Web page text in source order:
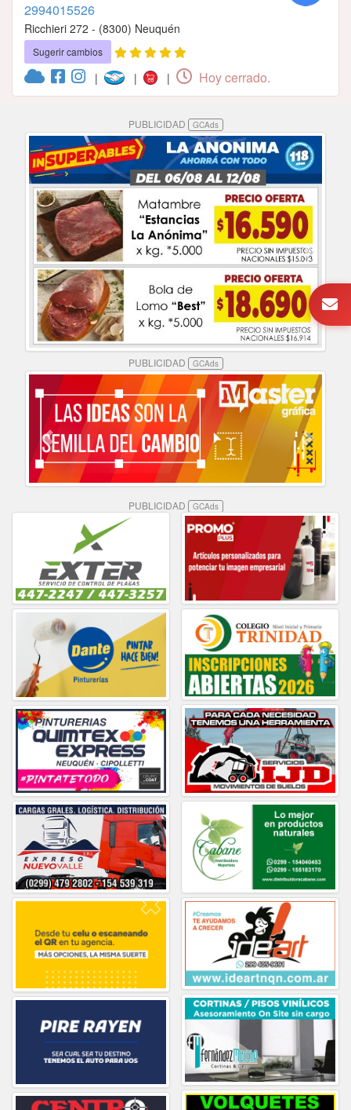
2994015526
Ricchieri 272 - (8300) Neuquén
Sugerir cambios
| | | Hoy cerrado.
PUBLICIDAD GCAds
PUBLICIDAD GCAds
PUBLICIDAD GCAds